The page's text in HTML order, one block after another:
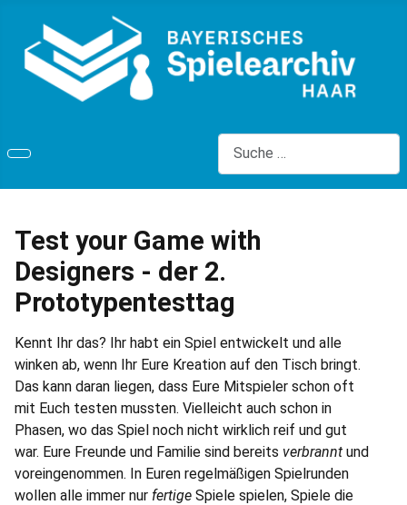
Suchen
Test your Game with
Designers - der 2.
Prototypentesttag
Kennt Ihr das? Ihr habt ein Spiel entwickelt und alle
winken ab, wenn Ihr Eure Kreation auf den Tisch bringt.
Das kann daran liegen, dass Eure Mitspieler schon oft
mit Euch testen mussten. Vielleicht auch schon in
Phasen, wo das Spiel noch nicht wirklich reif und gut
war. Eure Freunde und Familie sind bereits verbrannt und
voreingenommen. In Euren regelmäßigen Spielrunden
wollen alle immer nur fertige Spiele spielen, Spiele die